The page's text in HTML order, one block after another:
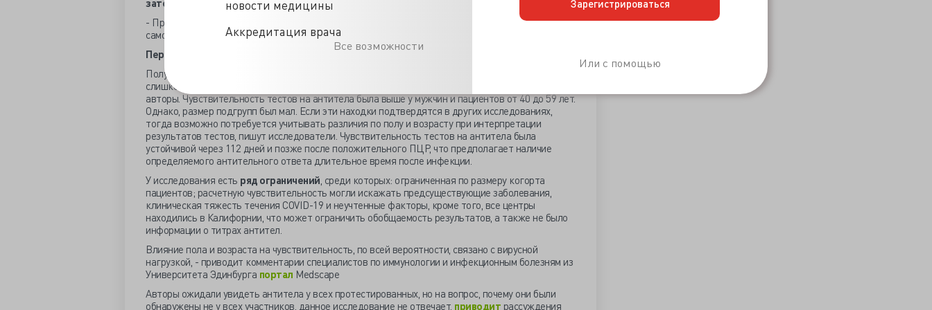
новости медицины
Аккредитация врача
Все возможности
Зарегистрироваться
Или с помощью
затем с небольшим отрывом следовала группа 40-49 лет
- При парном сравнении возрастных групп отличия обнаружились почти везде, кроме сравнения
самой молодой и самой пожилой групп, а также пациентов 40-49 лет и 50-59 лет.
Перспективы и ограничения
Полученные данные позволяют предположить, что серологическое тестирование, выполненное
слишком рано после инфекции, может привести к неверной оценке иммунного ответа, сообщают
авторы. Чувствительность тестов на антитела была выше у мужчин и пациентов от 40 до 59 лет.
Однако, размер подгрупп был мал. Если эти находки подтвердятся в других исследованиях,
тогда возможно потребуется учитывать различия по полу и возрасту при интерпретации
результатов тестов, пишут исследователи. Чувствительность тестов на антитела была
устойчивой через 112 дней и позже после положительного ПЦР, что предполагает наличие
определяемого антительного ответа длительное время после инфекции.
У исследования есть ряд ограничений, среди которых: ограниченная по размеру когорта
пациентов; расчетную чувствительность могли искажать предсуществующие заболевания,
клиническая тяжесть течения COVID-19 и неучтенные факторы, кроме того, все центры
находились в Калифорнии, что может ограничить обобщаемость результатов, а также не было
информации о титрах антител.
Влияние пола и возраста на чувствительность, по всей вероятности, связано с вирусной
нагрузкой, - приводит комментарии специалистов по иммунологии и инфекционным болезням из
Университета Эдинбурга портал Medscape
Авторы ожидали увидеть антитела у всех протестированных, но на вопрос, почему они были
обнаружены не у всех участников, данное исследование не отвечает, приводит рассуждения